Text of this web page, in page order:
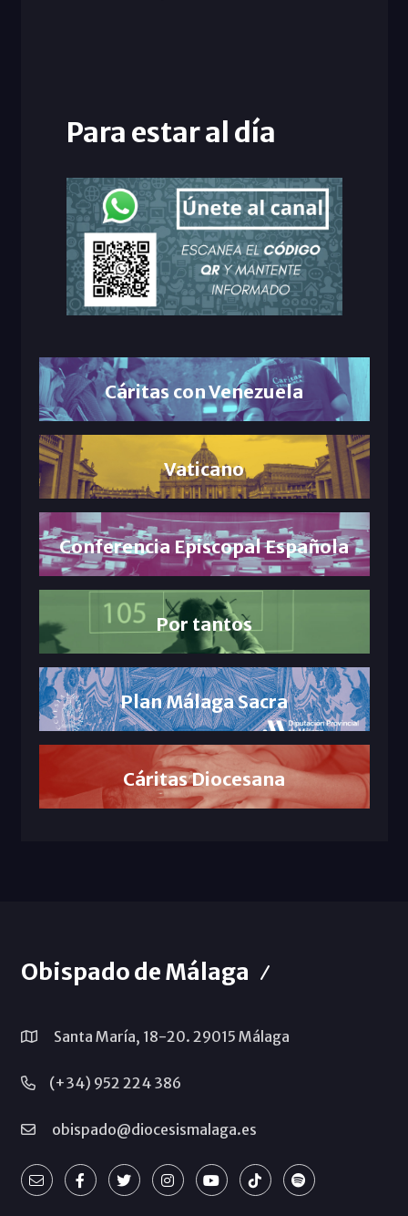
Para estar al día
Cáritas con Venezuela
Vaticano
Conferencia Episcopal Española
Por tantos
Plan Málaga Sacra
Cáritas Diocesana
Obispado de Málaga
Santa María, 18-20. 29015 Málaga
(+34) 952 224 386
obispado@diocesismalaga.es